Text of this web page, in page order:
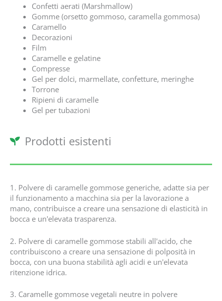
Confetti aerati (Marshmallow)
Gomme (orsetto gommoso, caramella gommosa)
Caramello
Decorazioni
Film
Caramelle e gelatine
Compresse
Gel per dolci, marmellate, confetture, meringhe
Torrone
Ripieni di caramelle
Gel per tubazioni
Prodotti esistenti
1. Polvere di caramelle gommose generiche, adatte sia per
il funzionamento a macchina sia per la lavorazione a
mano, contribuisce a creare una sensazione di elasticità in
bocca e un'elevata trasparenza.
2. Polvere di caramelle gommose stabili all'acido, che
contribuiscono a creare una sensazione di polposità in
bocca, con una buona stabilità agli acidi e un'elevata
ritenzione idrica.
3. Caramelle gommose vegetali neutre in polvere